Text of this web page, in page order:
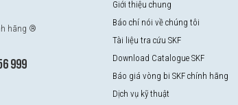
hãng ®
999
Giới thiệu chung
Báo chí nói về chúng tôi
Tài liệu tra cứu SKF
Download Catalogue SKF
Báo giá vòng bi SKF chính hãng
Dịch vụ kỹ thuật